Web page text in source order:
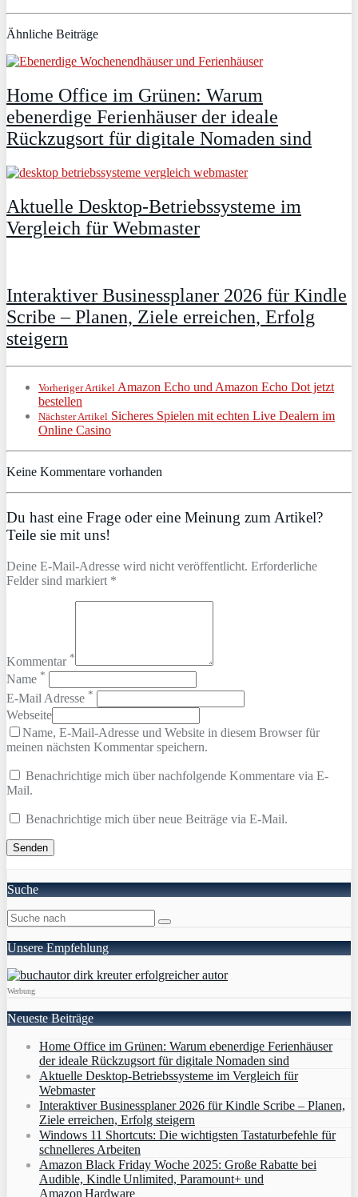
Ähnliche Beiträge
Home Office im Grünen: Warum
ebenerdige Ferienhäuser der ideale
Rückzugsort für digitale Nomaden sind
Aktuelle Desktop-Betriebssysteme im
Vergleich für Webmaster
Interaktiver Businessplaner 2026 für Kindle
Scribe – Planen, Ziele erreichen, Erfolg
steigern
Vorheriger Artikel Amazon Echo und Amazon Echo Dot jetzt
bestellen
Nächster Artikel Sicheres Spielen mit echten Live Dealern im
Online Casino
Keine Kommentare vorhanden
Du hast eine Frage oder eine Meinung zum Artikel?
Teile sie mit uns!
Deine E-Mail-Adresse wird nicht veröffentlicht. Erforderliche
Felder sind markiert *
Kommentar *
Name *
E-Mail Adresse *
Webseite
Name, E-Mail-Adresse und Website in diesem Browser für
meinen nächsten Kommentar speichern.
Benachrichtige mich über nachfolgende Kommentare via E-
Mail.
Benachrichtige mich über neue Beiträge via E-Mail.
Suche
Unsere Empfehlung
Werbung
Neueste Beiträge
Home Office im Grünen: Warum ebenerdige Ferienhäuser
der ideale Rückzugsort für digitale Nomaden sind
Aktuelle Desktop-Betriebssysteme im Vergleich für
Webmaster
Interaktiver Businessplaner 2026 für Kindle Scribe – Planen,
Ziele erreichen, Erfolg steigern
Windows 11 Shortcuts: Die wichtigsten Tastaturbefehle für
schnelleres Arbeiten
Amazon Black Friday Woche 2025: Große Rabatte bei
Audible, Kindle Unlimited, Paramount+ und
Amazon Hardware